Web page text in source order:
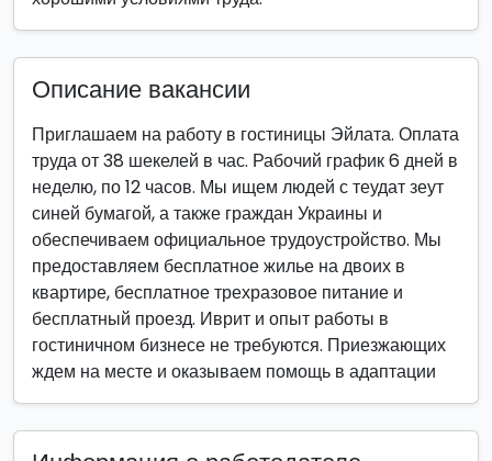
Описание вакансии
Приглашаем на работу в гостиницы Эйлата. Оплата
труда от 38 шекелей в час. Рабочий график 6 дней в
неделю, по 12 часов. Мы ищем людей с теудат зеут
синей бумагой, а также граждан Украины и
обеспечиваем официальное трудоустройство. Мы
предоставляем бесплатное жилье на двоих в
квартире, бесплатное трехразовое питание и
бесплатный проезд. Иврит и опыт работы в
гостиничном бизнесе не требуются. Приезжающих
ждем на месте и оказываем помощь в адаптации